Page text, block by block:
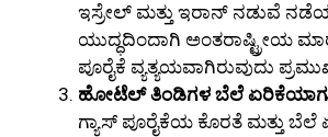
ಇಸ್ರೇಲ್ ಮತ್ತು ಇರಾನ್ ನಡುವೆ
ಯುದ್ಧದಿಂದಾಗಿ ಅಂತರಾಷ್ಟ್ರೀಯ
ಪೂರೈಕೆ ವ್ಯತ್ಯಯವಾಗಿರುವುದು
ಹೋಟೆಲ್ ತಿಂಡಿಗಳ ಬೆಲೆ
ಗ್ಯಾಸ್ ಪೂರೈಕೆಯ ಕೊರತೆ ಮತ್ತು ಬೆಲೆ